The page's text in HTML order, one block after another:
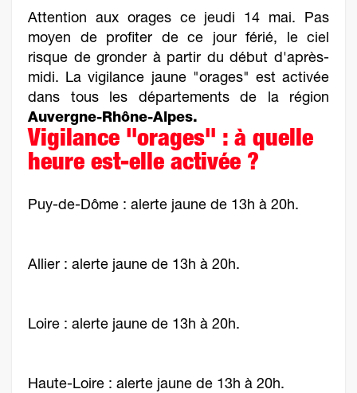
Attention aux orages ce jeudi 14 mai. Pas
moyen de profiter de ce jour férié, le ciel
risque de gronder à partir du début d'après-
midi. La vigilance jaune "orages" est activée
dans tous les départements de la région
Auvergne-Rhône-Alpes.
Vigilance "orages" : à quelle
heure est-elle activée ?
Puy-de-Dôme : alerte jaune de 13h à 20h.
Allier : alerte jaune de 13h à 20h.
Loire : alerte jaune de 13h à 20h.
Haute-Loire : alerte jaune de 13h à 20h.